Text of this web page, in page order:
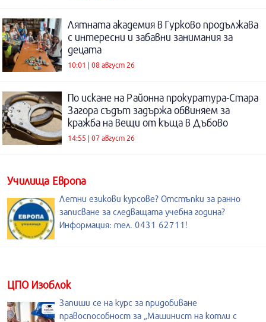
Лятната академия в Гурково продължава
с интересни и забавни занимания за
децата
10:01 | 08 август 26
По искане на Районна прокуратура-Стара
Загора съдът задържа обвиняем за
кражба на вещи от къща в Дъбово
14:55 | 07 август 26
Училища Европа
Летни езикови курсове? Отстъпки за ранно
записване за следващата учебна година?
Информация: тел. 0431 62711!
ЦПО Изоблок
Запиши се на курс за придобиване
правоспособност за „Машинист на котли с